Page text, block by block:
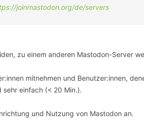
joinmastodon.org/de/servers
zu einem anderen Mastodon-Server
mitnehmen und Benutzer:innen,
einfach (< 20 Min.).
und Nutzung von Mastodon an.